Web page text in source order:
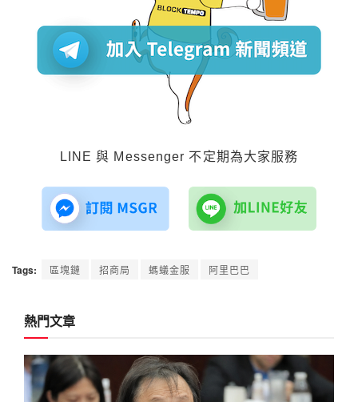
LINE 與 Messenger 不定期為大家服務
Tags: 區塊鏈 招商局 螞蟻金服 阿里巴巴
熱門文章